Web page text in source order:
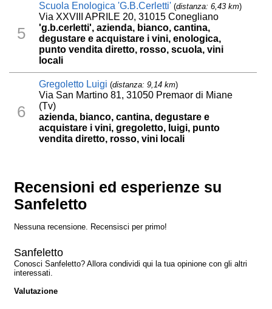
5
Scuola Enologica 'G.B.Cerletti' (distanza: 6,43 km)
Via XXVIII APRILE 20, 31015 Conegliano
'g.b.cerletti', azienda, bianco, cantina,
degustare e acquistare i vini, enologica,
punto vendita diretto, rosso, scuola, vini
locali
6
Gregoletto Luigi (distanza: 9,14 km)
Via San Martino 81, 31050 Premaor di Miane
(Tv)
azienda, bianco, cantina, degustare e
acquistare i vini, gregoletto, luigi, punto
vendita diretto, rosso, vini locali
Recensioni ed esperienze su
Sanfeletto
Nessuna recensione. Recensisci per primo!
Sanfeletto
Conosci Sanfeletto? Allora condividi qui la tua opinione con gli altri
interessati.
Valutazione